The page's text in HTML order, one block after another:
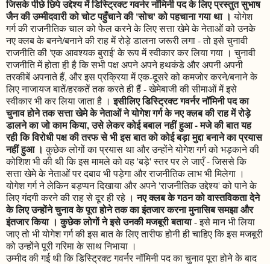
जिसके पीछे छिपे उद्देश्य में डिस्ट्रिक्ट गवर्नर नॉमिनी पद के लिए प्रस्तुत सुभाष
जैन की उम्मीदवारी को चोट पहुँचाने की 'सोच' को पहचाना गया था । योगेश
गर्ग की राजनीतिक चाल को फेल करने के लिए सत्ता खेमे के नेताओं को उनके
नए क्लब के बनने/बनाने की राह में रोड़े डालना जरूरी लगा - तो इसे चुनावी
राजनीति की 'एक आवश्यक बुराई' के रूप में स्वीकार कर लिया गया । चुनावी
राजनीति में होता ही है कि सभी पक्ष अपने अपने हथकंडे और अपनी अपनी
तरकीबें अपनाते हैं, और इस प्रक्रिया में एक-दूसरे को कमजोर करने/बनाने के
लिए नाजायज बातें/हरकतें तक करते ही हैं - खेमेबाजी की सीमाओं में इसे
स्वीकार भी कर लिया जाता है ।इसीलिए डिस्ट्रिक्ट गवर्नर नॉमिनी पद का
चुनाव होने तक सत्ता खेमे के नेताओं ने योगेश गर्ग के नए क्लब की राह में रोड़े
डालने का जो काम किया, उसे लेकर कोई बबाल नहीं हुआ - मजे की बात यह
रही कि विरोधी पक्ष की तरफ से भी इस बात को कोई बड़ा मुद्दा बनाने का प्रयास
नहीं हुआ । कुछेक लोगों का प्रयास था और उन्होंने योगेश गर्ग को भड़काने की
कोशिश भी की थी कि इस मामले को वह 'बड़े' स्तर पर ले जाएँ - जिससे कि
सत्ता खेमे के नेताओं पर दबाव भी पड़ेगा और राजनीतिक लाभ भी मिलेगा ।
योगेश गर्ग ने लेकिन बड़प्पन दिखाया और अपने 'राजनीतिक उद्देश्य' को पाने के
लिए गंदगी करने की राह से दूर ही रहे ।नए क्लब के गठन को वास्तविकता देने
के लिए उन्होंने चुनाव के पूरा होने तक का इंतजार करना मुनासिब समझा और
इंतजार किया । कुछेक लोगों ने इसे उनकी मजबूरी बताया- इसे मान भी लिया
जाए तो भी योगेश गर्ग की इस बात के लिए तारीफ होनी ही चाहिए कि इस मजबूरी
को उन्होंने पूरी गरिमा के साथ निभाया ।
उम्मीद की गई थी कि डिस्ट्रिक्ट गवर्नर नॉमिनी पद का चुनाव पूरा होने के बाद